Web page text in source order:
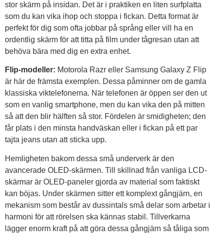
stor skärm på insidan. Det är i praktiken en liten surfplatta
som du kan vika ihop och stoppa i fickan. Detta format är
perfekt för dig som ofta jobbar på språng eller vill ha en
ordentlig skärm för att titta på film under tågresan utan att
behöva bära med dig en extra enhet.
Flip-modeller: Motorola Razr eller Samsung Galaxy Z Flip
är här de främsta exemplen. Dessa påminner om de gamla
klassiska viktelefonerna. När telefonen är öppen ser den ut
som en vanlig smartphone, men du kan vika den på mitten
så att den blir hälften så stor. Fördelen är smidigheten; den
får plats i den minsta handväskan eller i fickan på ett par
tajta jeans utan att sticka upp.
Hemligheten bakom dessa små underverk är den
avancerade OLED-skärmen. Till skillnad från vanliga LCD-
skärmar är OLED-paneler gjorda av material som faktiskt
kan böjas. Under skärmen sitter ett komplext gångjärn, en
mekanism som består av dussintals små delar som arbetar i
harmoni för att rörelsen ska kännas stabil. Tillverkarna
lägger enorm kraft på att göra dessa gångjärn så tåliga som